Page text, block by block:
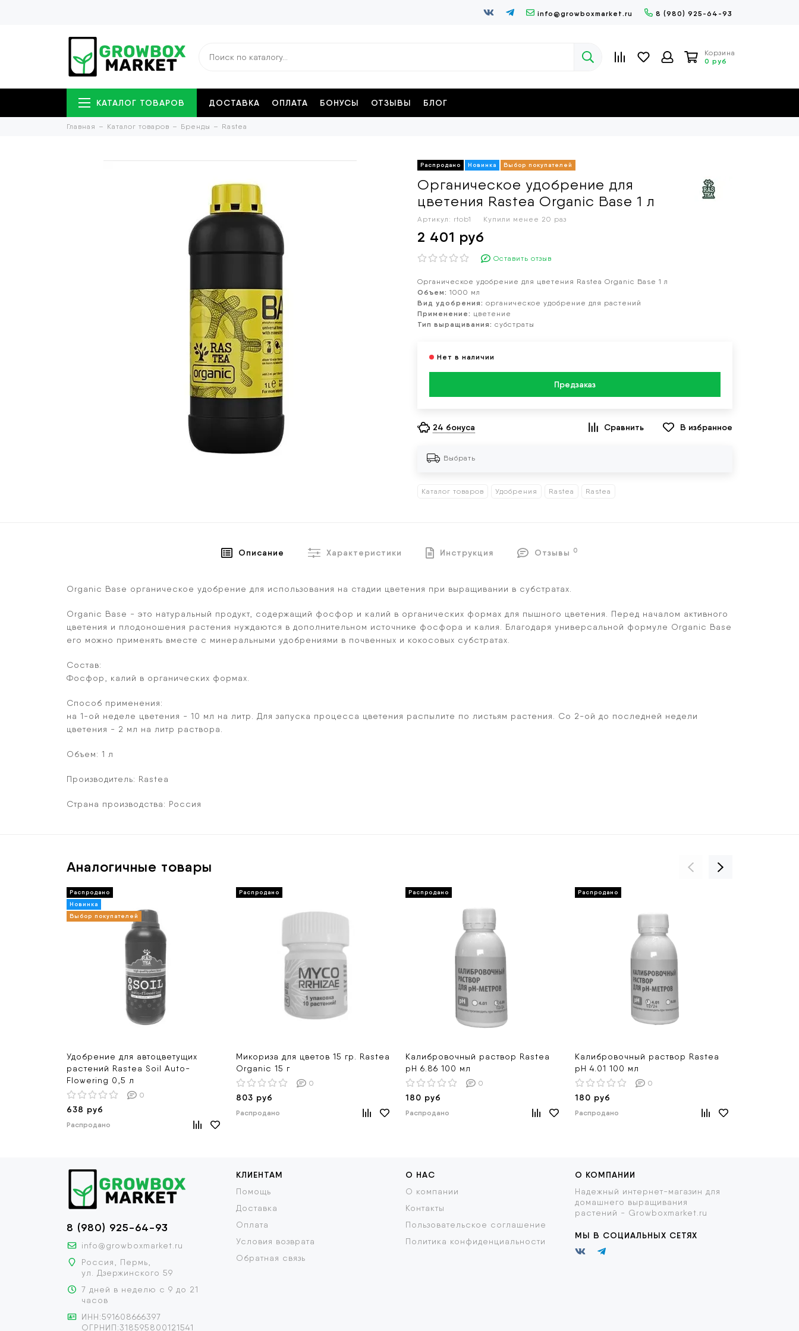
info@growboxmarket.ru 8 (980) 925-64-93
Корзина
0 руб
КАТАЛОГ ТОВАРОВ ДОСТАВКА ОПЛАТА БОНУСЫ ОТЗЫВЫ БЛОГ
Главная Каталог товаров Бренды Rastea
Органическое удобрение для
цветения Rastea Organic Base 1 л
Артикул: rtob1 Купили менее 20 раз
2 401 руб
Оставить отзыв
Органическое удобрение для цветения Rastea Organic Base 1 л
Объем: 1000 мл
Вид удобрения: органическое удобрение для растений
Применение: цветение
Тип выращивания: субстраты
Предзаказ
24 бонуса В избранное
Выбрать
Каталог товаров Удобрения Rastea Rastea
Описание Характеристики Инструкция Отзывы 0
Organic Base органическое удобрение для использования на стадии цветения при выращивании в субстратах.
Organic Base - это натуральный продукт, содержащий фосфор и калий в органических формах для пышного цветения. Перед началом активного
цветения и плодоношения растения нуждаются в дополнительном источнике фосфора и калия. Благодаря универсальной формуле Organic Base
его можно применять вместе с минеральными удобрениями в почвенных и кокосовых субстратах.
Состав:
Фосфор, калий в органических формах.
Способ применения:
на 1-ой неделе цветения - 10 мл на литр. Для запуска процесса цветения распылите по листьям растения. Со 2-ой до последней недели
цветения - 2 мл на литр раствора.
Объем: 1 л
Производитель: Rastea
Страна производства: Россия
Аналогичные товары
Удобрение для автоцветущих
растений Rastea Soil Auto-
Flowering 0,5 л
0
638 руб
Распродано
Микориза для цветов 15 гр. Rastea
Organic 15 г
0
803 руб
Распродано
Калибровочный раствор Rastea
pH 6.86 100 мл
0
180 руб
Распродано
Калибровочный раствор Rastea
pH 4.01 100 мл
0
180 руб
Распродано
8 (980) 925-64-93
info@growboxmarket.ru
Россия, Пермь,
ул. Дзержинского 59
7 дней в неделю с 9 до 21
часов
ИНН:591608666397
ОГРНИП:318595800121541
КЛИЕНТАМ
Помощь
Доставка
Оплата
Условия возврата
Обратная связь
О НАС
О компании
Контакты
Пользовательское соглашение
Политика конфиденциальности
О КОМПАНИИ
Надежный интернет-магазин для
домашнего выращивания
растений - Growboxmarket.ru
МЫ В СОЦИАЛЬНЫХ СЕТЯХ